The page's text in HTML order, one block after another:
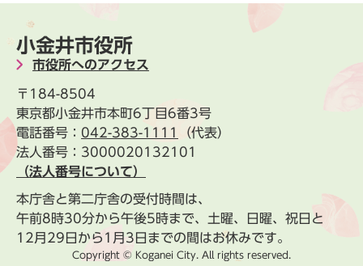
小金井市役所
市役所へのアクセス
〒184-8504
東京都小金井市本町6丁目6番3号
電話番号： 042-383-1111
（代表）
法人番号：3000020132101
（法人番号について）
本庁舎と第二庁舎の受付時間は、
午前8時30分から午後5時まで、土曜、日曜、祝日と
12月29日から1月3日までの間はお休みです。
Copyright © Koganei City. All rights reserved.